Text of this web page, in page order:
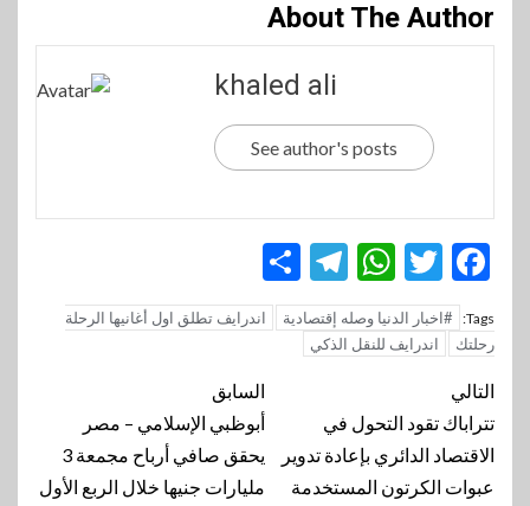
About The Author
khaled ali
See author's posts
Facebook
Twitter
WhatsApp
Telegram
Tags: #اخبار الدنيا وصله إقتصادية
اندرايف تطلق اول أغانيها الرحلة
رحلتك
اندرايف للنقل الذكي
تنقل
المقالة
السابق
أبوظبي الإسلامي – مصر
يحقق صافي أرباح مجمعة 3
مليارات جنيها خلال الربع الأول
التالي
تتراباك تقود التحول في
الاقتصاد الدائري بإعادة تدوير
عبوات الكرتون المستخدمة